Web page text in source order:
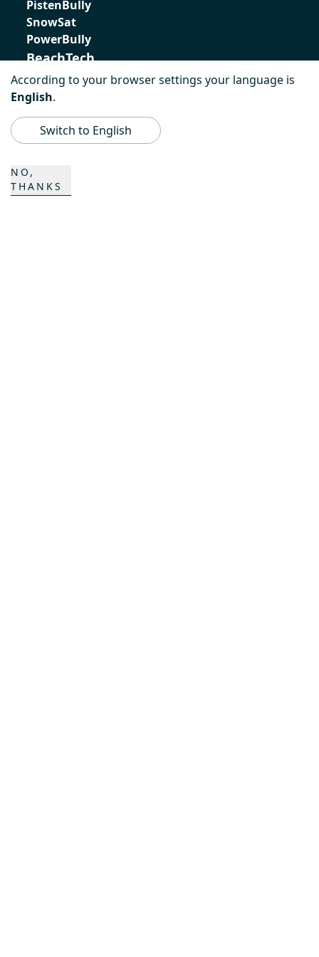
PistenBully
SnowSat
PowerBully
BeachTech
ProAcademy
Carrera
According to your browser settings your language is
English.
NO,
THANKS
Switch to English